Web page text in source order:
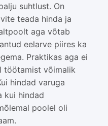
suhtlust. On
teada hinda ja
aga võtab
eelarve piires ka
Praktikas aga ei
töötamist võimalik
hindad varuga
kui hindad
poolel oli